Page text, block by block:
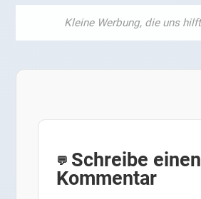
Schreibe einen
Kommentar